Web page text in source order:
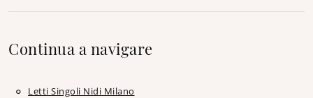
Continua a navigare
Letti Singoli Nidi Milano